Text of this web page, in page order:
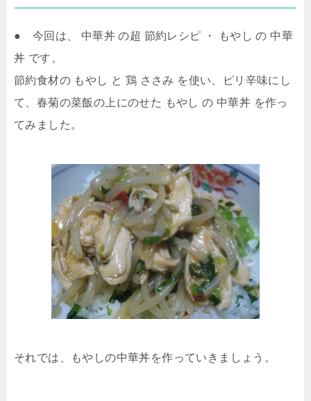
● 今回は、 中華丼 の超 節約レシピ ・ もやし の 中華
丼 です。
節約食材の もやし と 鶏 ささみ を使い、ピリ辛味にし
て、春菊の菜飯の上にのせた もやし の 中華丼 を作っ
てみました。
それでは、もやしの中華丼を作っていきましょう。